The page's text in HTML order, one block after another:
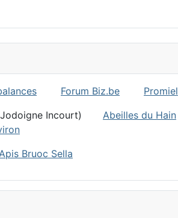
Forum Biz.be Promiel
Incourt) Abeilles du Hain
Apis Bruoc Sella